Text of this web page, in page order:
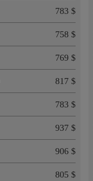
783 $
758 $
769 $
817 $
783 $
937 $
906 $
805 $